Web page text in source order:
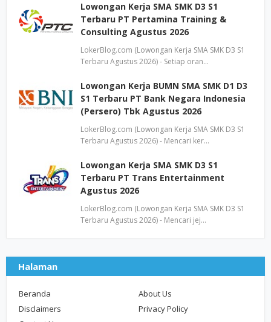
Lowongan Kerja SMA SMK D3 S1
Terbaru PT Pertamina Training &
Consulting Agustus 2026
LokerBlog.com (Lowongan Kerja SMA SMK D3 S1
Terbaru Agustus 2026) - Setiap oran…
Lowongan Kerja BUMN SMA SMK D1 D3
S1 Terbaru PT Bank Negara Indonesia
(Persero) Tbk Agustus 2026
LokerBlog.com (Lowongan Kerja SMA SMK D3 S1
Terbaru Agustus 2026) - Mencari ker…
Lowongan Kerja SMA SMK D3 S1
Terbaru PT Trans Entertainment
Agustus 2026
LokerBlog.com (Lowongan Kerja SMA SMK D3 S1
Terbaru Agustus 2026) - Mencari jej…
Halaman
Beranda
About Us
Disclaimers
Privacy Policy